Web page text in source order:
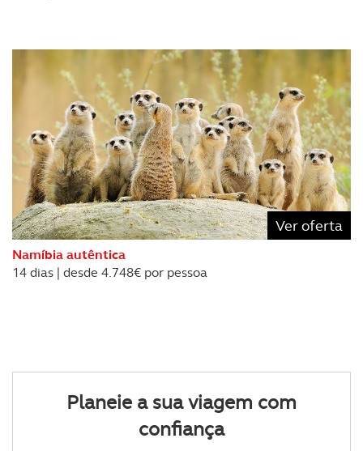
Ver oferta
Namíbia autêntica
14 dias | desde 4.748€ por pessoa
Planeie a sua viagem com
confiança